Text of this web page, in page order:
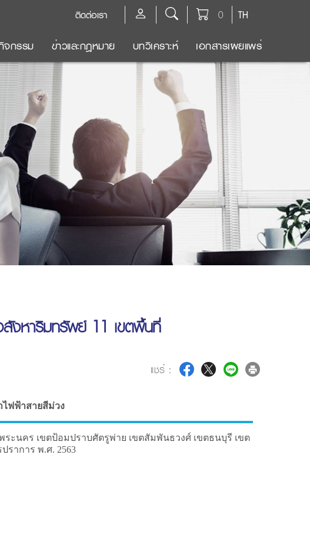
TH
0
ติดต่อเรา
จกรรม ข่าวและกฎหมาย บทวิเคราะห์ เอกสารเผยแพร่
สังหาริมทรัพย์ 11 เขตพื้นที่
แชร์ :
ฟฟ้าสายสีม่วง
ะนคร เขตป้อมปราบศัตรูพ่าย เขตสัมพันธวงศ์ เขตธนบุรี เขต
ราการ พ.ศ. 2563